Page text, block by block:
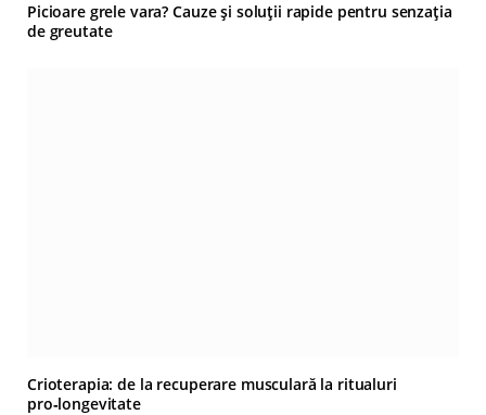
Picioare grele vara? Cauze și soluții rapide pentru senzația
de greutate
Crioterapia: de la recuperare musculară la ritualuri
pro‑longevitate